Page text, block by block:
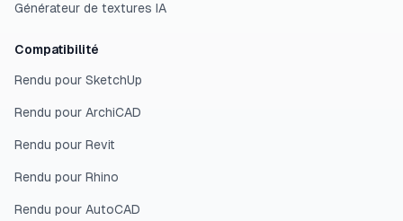
Générateur de textures IA
Compatibilité
Rendu pour SketchUp
Rendu pour ArchiCAD
Rendu pour Revit
Rendu pour Rhino
Rendu pour AutoCAD